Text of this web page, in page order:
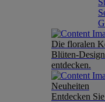
Die floralen
Blüten-
entdecken.
Neuheiten
Entdecken